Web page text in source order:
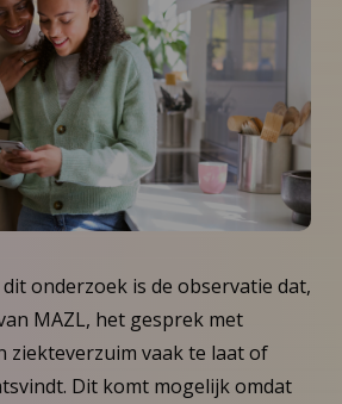
onderzoek is de observatie dat,
MAZL, het gesprek met
ziekteverzuim vaak te laat of
Dit komt mogelijk omdat